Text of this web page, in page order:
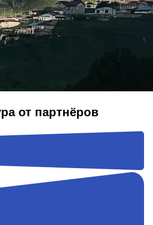
от партнёров